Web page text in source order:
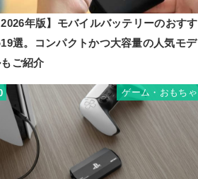
年版】モバイルバッテリーのおすす
選。コンパクトかつ大容量の人気モデ
ご紹介
ゲーム・おもちゃ